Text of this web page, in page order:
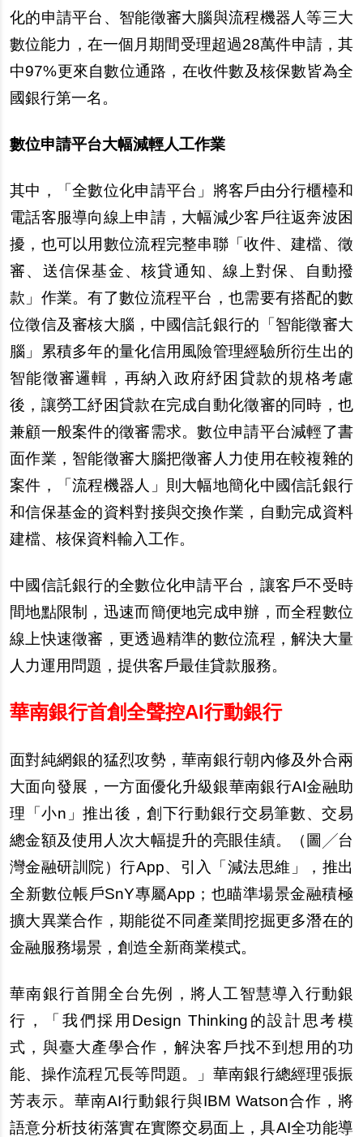
化的申請平台、智能徵審大腦與流程機器人等三大
數位能力，在一個月期間受理超過28萬件申請，其
中97%更來自數位通路，在收件數及核保數皆為全
國銀行第一名。
數位申請平台大幅減輕人工作業
其中，「全數位化申請平台」將客戶由分行櫃檯和
電話客服導向線上申請，大幅減少客 戶往返奔波困
擾，也可以用數位流程完整串聯「收件、建檔、徵
審、送信保基金、核貸通知、線上對保、自動撥
款」作業。有了數位流程平台，也需要有搭配的數
位徵信及審核大腦，中國信託銀行的「智能徵審大
腦」累積多年的量化信用風險管理經驗所衍生出的
智能徵審邏輯，再納入政府紓困貸款的規格考慮
後，讓勞工紓困貸款在完成自動化徵審的同時，也
兼顧一般案件的徵審需求。數位申請平台減輕了書
面作業，智能徵審大腦把徵審人力使用在較複雜的
案件，「流程機器人」則大幅地簡化中國信託銀行
和信保基金的資料對接與交換作業，自動完成資料
建檔、核保資料輸入工作。
中國信託銀行的全數位化申請平台，讓客戶不受時
間地點限制，迅速而簡便地完成申辦 ，而全程數位
線上快速徵審，更透過精準的數位流程，解決大量
人力運用問題，提供客戶最佳貸款服務。
華南銀行首創全聲控AI行動銀行
面對純網銀的猛烈攻勢，華南銀行朝內修及外合兩
大面向發展，一方面優化升級銀華南銀行AI金融助
理「小n」推出後，創下行動銀行交易筆數、交易
總金額及使用人次大幅提升的亮眼佳績。（圖╱台
灣金融研訓院）行App、引入「減法思維」，推出
全新數位帳 戶SnY專屬App；也瞄準場景金融積極
擴大異業合作，期能從不同產業間挖掘更多潛在的
金融服務場景，創造全新商業模式。
華南銀行首開全台先例，將人工智慧導入行動銀
行，「我們採用Design Thinking的設計思考模
式，與臺大產學合作，解決客 戶找不到想用的功
能、操作流程冗長等問題。」華南銀行總經理張振
芳表示。華南AI行動銀行與IBM Watson合作，將
語意分析技術落實在實際交易面上，具AI全功能導